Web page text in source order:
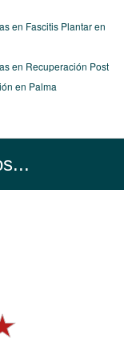
en Fascitis Plantar en
en Recuperación Post
en Palma